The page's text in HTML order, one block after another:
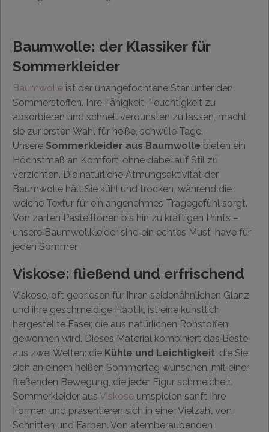
Baumwolle: der Klassiker für
Sommerkleider
Baumwolle ist der unangefochtene Star unter den
Sommerstoffen. Ihre Fähigkeit, Feuchtigkeit zu
absorbieren und schnell verdunsten zu lassen, macht
sie zur ersten Wahl für heiße, schwüle Tage.
Unsere Sommerkleider aus Baumwolle bieten ein
Höchstmaß an Komfort, ohne dabei auf Stil zu
verzichten. Die natürliche Atmungsaktivität der
Baumwolle hält Sie kühl und trocken, während die
weiche Textur für ein angenehmes Tragegefühl sorgt.
Von zarten Pastelltönen bis hin zu kräftigen Prints –
unsere Baumwollkleider sind ein echtes Must-have für
jeden Sommer.
Viskose: fließend und erfrischend
Viskose, oft gepriesen für ihren seidenähnlichen Glanz
und ihre geschmeidige Haptik, ist eine künstlich
hergestellte Faser, die aus natürlichen Rohstoffen
gewonnen wird. Dieses Material kombiniert das Beste
aus zwei Welten: die Kühle und Leichtigkeit, die Sie
sich an einem heißen Sommertag wünschen, mit einer
fließenden Bewegung, die jeder Figur schmeichelt.
Sommerkleider aus Viskose umspielen sanft Ihre
Formen und präsentieren sich in einer Vielzahl von
Schnitten und Farben. Von atemberaubenden